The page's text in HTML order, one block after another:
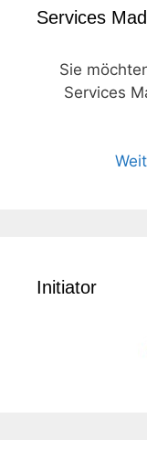
Services
Sie
Services
Initiator